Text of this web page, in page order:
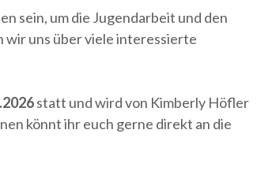
sein, um die Jugendarbeit und den
uns über viele interessierte
statt und wird von Kimberly Höfler
könnt ihr euch gerne direkt an die